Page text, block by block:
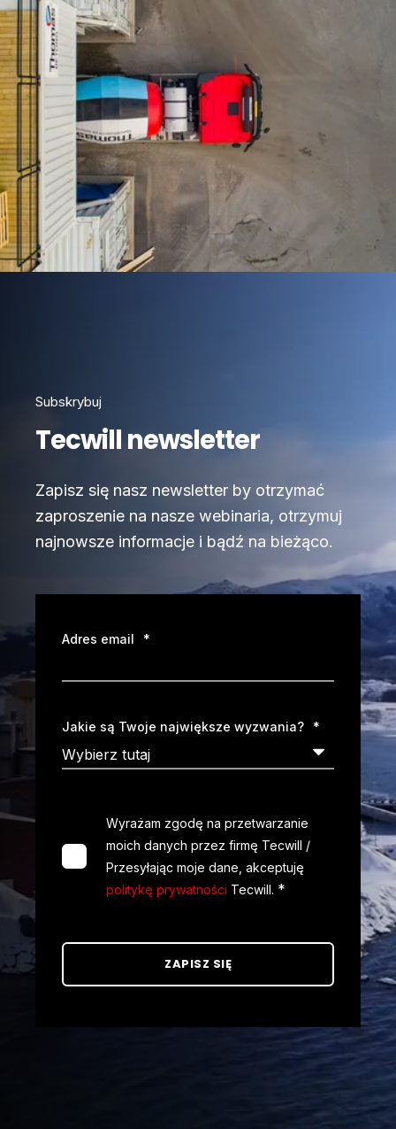
Subskrybuj
Tecwill newsletter
Zapisz się nasz newsletter by otrzymać
zaproszenie na nasze webinaria, otrzymuj
najnowsze informacje i bądź na bieżąco.
Adres email *
Jakie są Twoje największe wyzwania? *
Wyrażam zgodę na przetwarzanie
moich danych przez firmę Tecwill /
Przesyłając moje dane, akceptuję
politykę prywatności Tecwill. *